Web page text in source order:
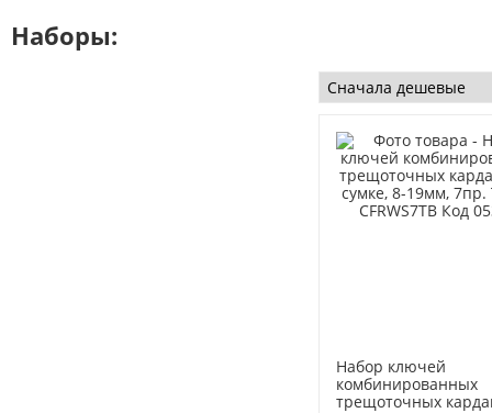
Наборы:
Набор ключей
комбинированных
трещоточных